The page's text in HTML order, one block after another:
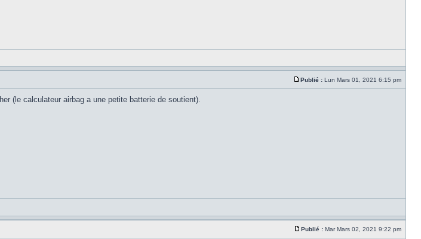
Publié : Lun Mars 01, 2021 6:15 pm
(le calculateur airbag a une petite batterie de soutient).
Publié : Mar Mars 02, 2021 9:22 pm